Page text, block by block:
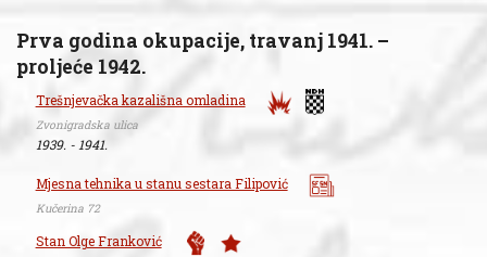
Prva godina okupacije, travanj 1941. –
proljeće 1942.
Trešnjevačka kazališna omladina
Zvonigradska ulica
1939. - 1941.
Mjesna tehnika u stanu sestara Filipović
Kučerina 72
Stan Olge Franković